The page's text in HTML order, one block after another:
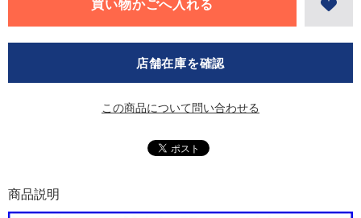
店舗在庫を確認
この商品について問い合わせる
商品説明